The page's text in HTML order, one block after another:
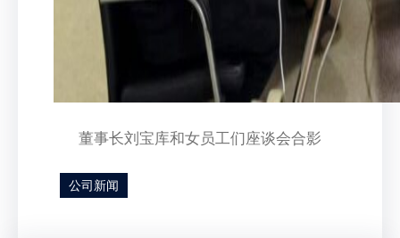
董事长刘宝库和女员工们座谈会合影
公司新闻